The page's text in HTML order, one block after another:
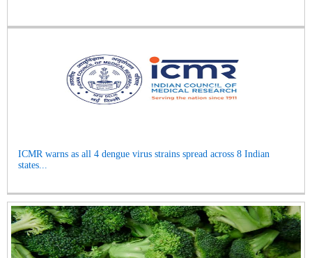
ICMR warns as all 4 dengue virus strains spread across 8 Indian
states...